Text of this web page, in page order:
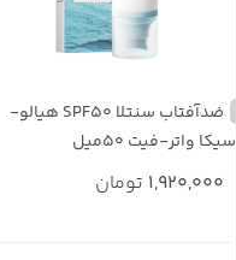
ضدآفتاب سنتلا SPF۵۰ هیالو-
سیکا واتر-فیت 50میل
1,920,000 تومان